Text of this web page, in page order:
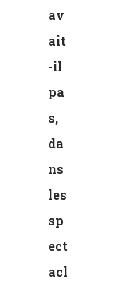
av
ait
-il
pa
s,
da
ns
les
sp
ect
acl